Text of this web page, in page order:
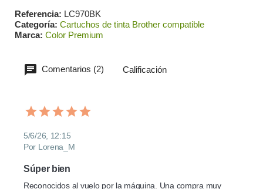
Referencia LC970BK
Categoría Cartuchos de tinta Brother compatible
Marca Color Premium
Comentarios (2) Calificación
5/6/26, 12:15
Por Lorena_M
Súper bien
Reconocidos al vuelo por la máquina. Una compra muy